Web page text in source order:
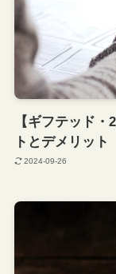
【ギフテッド
トとデメリット
2024-09-26